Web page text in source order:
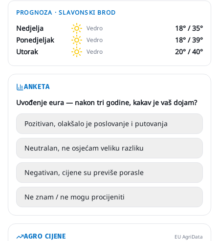
PROGNOZA ·SLAVONSKI BROD
Nedjelja Vedro 18° /35°
Ponedjeljak
Vedro 18° /39°
Utorak
Vedro 20° /40°
ANKETA
Uvođenje eura — nakon tri godine, kakav je vaš dojam?
Pozitivan, olakšalo je poslovanje i putovanja
Neutralan, ne osjećam veliku razliku
Negativan, cijene su previše porasle
Ne znam / ne mogu procijeniti
AGRO CIJENE EU AgriData